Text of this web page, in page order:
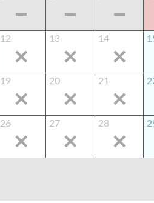
12 13 14
19 20 21
26 27 28